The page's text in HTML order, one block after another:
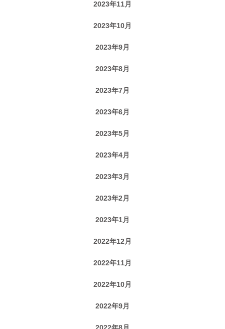
2023年11月
2023年10月
2023年9月
2023年8月
2023年7月
2023年6月
2023年5月
2023年4月
2023年3月
2023年2月
2023年1月
2022年12月
2022年11月
2022年10月
2022年9月
2022年8月